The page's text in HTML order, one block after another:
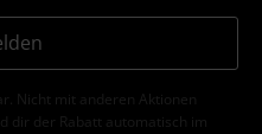
Nicht mit anderen Aktionen
dir der Rabatt automatisch im